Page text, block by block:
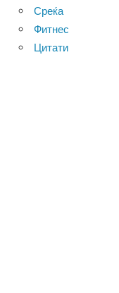
Среќа
Фитнес
Цитати